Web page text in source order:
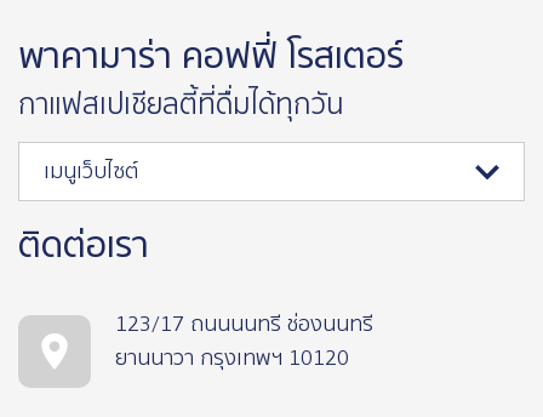
พาคามาร่า คอฟฟี่ โรสเตอร์
กาแฟสเปเชียลตี้ที่ดื่มได้ทุกวัน
เมนูเว็บไซต์
ติดต่อเรา
123/17 ถนนนนทรี ช่องนนทรี
ยานนาวา กรุงเทพฯ 10120